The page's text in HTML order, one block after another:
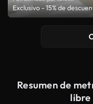
Exclusivo - 15% de
Resumen de
libre